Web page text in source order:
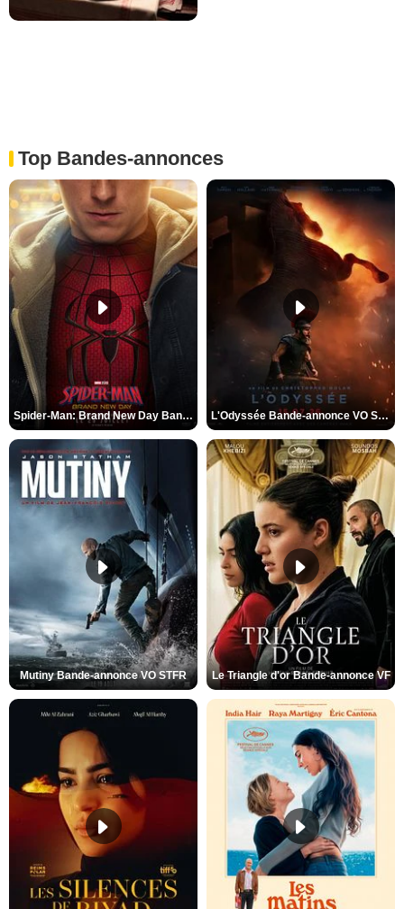
Top Bandes-annonces
Spider-Man: Brand New Day Bande-annonce VO STFR L'Odyssée Bande-annonce VO STFR
Mutiny Bande-annonce VO STFR Le Triangle d'or Bande-annonce VF